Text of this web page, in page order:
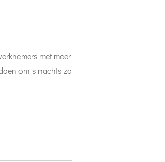
met meer
om 's nachts zo